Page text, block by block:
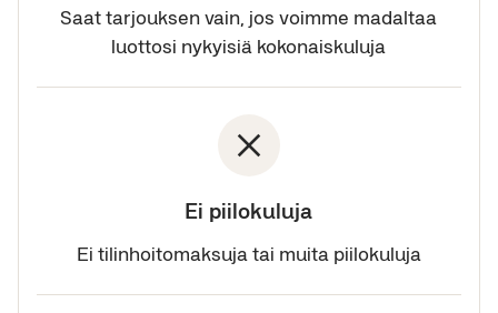
Saat tarjouksen vain, jos voimme madaltaa
luottosi nykyisiä kokonaiskuluja
Ei piilokuluja
Ei tilinhoitomaksuja tai muita piilokuluja